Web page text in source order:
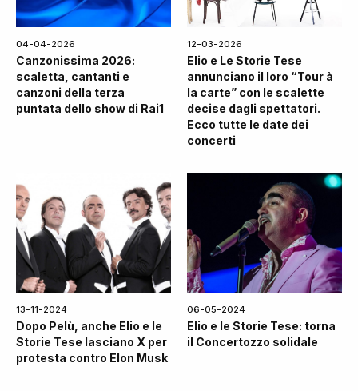
04-04-2026
Canzonissima 2026:
scaletta, cantanti e
canzoni della terza
puntata dello show di Rai1
12-03-2026
Elio e Le Storie Tese
annunciano il loro “Tour à
la carte” con le scalette
decise dagli spettatori.
Ecco tutte le date dei
concerti
13-11-2024
Dopo Pelù, anche Elio e le
Storie Tese lasciano X per
protesta contro Elon Musk
06-05-2024
Elio e le Storie Tese: torna
il Concertozzo solidale